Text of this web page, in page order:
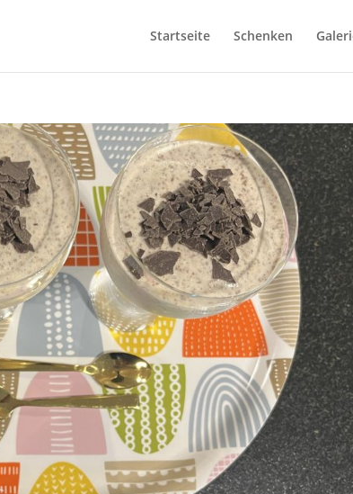
Startseite Schenken